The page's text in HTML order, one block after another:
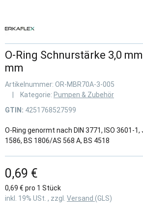
O-Ring Schnurstärke 3,0
mm
Artikelnummer: OR-MBR70A-3-005
Kategorie: Pumpen & Zubehör
GTIN: 4251768527599
O-Ring genormt nach DIN 3771, ISO 3601-1,
1586, BS 1806/AS 568 A, BS 4518
0,69 €
0,69 € pro 1 Stück
inkl. 19% USt. , zzgl. Versand (GLS)